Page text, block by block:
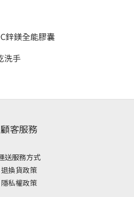
鋅鎂全能膠囊
洗手
顧客服務
送服務方式
退換貨政策
隱私權政策